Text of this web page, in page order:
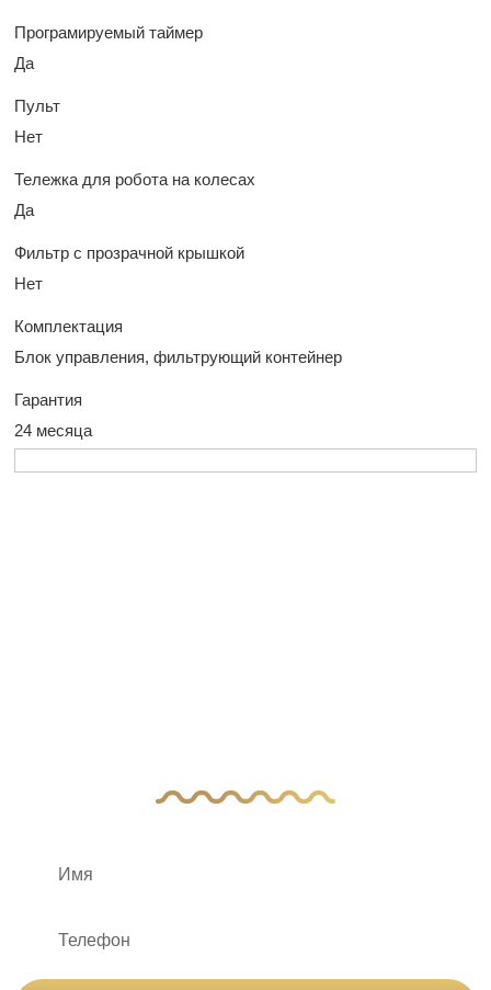
Програмируемый таймер
Да
Пульт
Нет
Тележка для робота на колесах
Да
Фильтр с прозрачной крышкой
Нет
Комплектация
Блок управления, фильтрующий контейнер
Гарантия
24 месяца